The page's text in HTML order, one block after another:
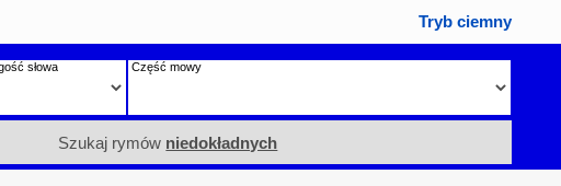
Tryb ciemny
słowa Część mowy
Szukaj rymów niedokładnych